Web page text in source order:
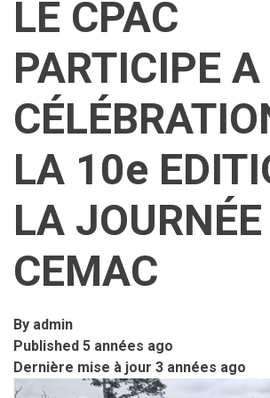
LE CPAC
PARTICIPE
LA 10e
LA JOURNÉE
CEMAC
By admin
Published 5 années ago
Dernière mise à jour 3 années ago